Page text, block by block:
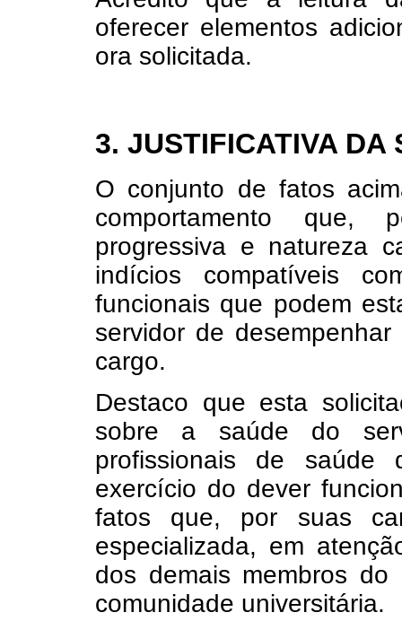
oferecer elementos
ora solicitada.
3. JUSTIFICATIVA DA
O conjunto de fatos
comportamento que,
progressiva e natureza
indícios compatíveis
funcionais que podem
servidor de
cargo.
Destaco que esta
sobre a saúde do
profissionais de saúde
exercício do dever
fatos que, por suas
especializada, em
dos demais membros
comunidade universitária.